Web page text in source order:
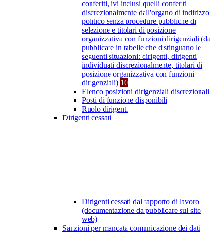
conferiti, ivi inclusi quelli conferiti
discrezionalmente dall'organo di indirizzo
politico senza procedure pubbliche di
selezione e titolari di posizione
organizzativa con funzioni dirigenziali (da
pubblicare in tabelle che distinguano le
seguenti situazioni: dirigenti, dirigenti
individuati discrezionalmente, titolari di
posizione organizzativa con funzioni
dirigenziali) 10
Elenco posizioni dirigenziali discrezionali
Posti di funzione disponibili
Ruolo dirigenti
Dirigenti cessati
Dirigenti cessati dal rapporto di lavoro
(documentazione da pubblicare sul sito
web)
Sanzioni per mancata comunicazione dei dati